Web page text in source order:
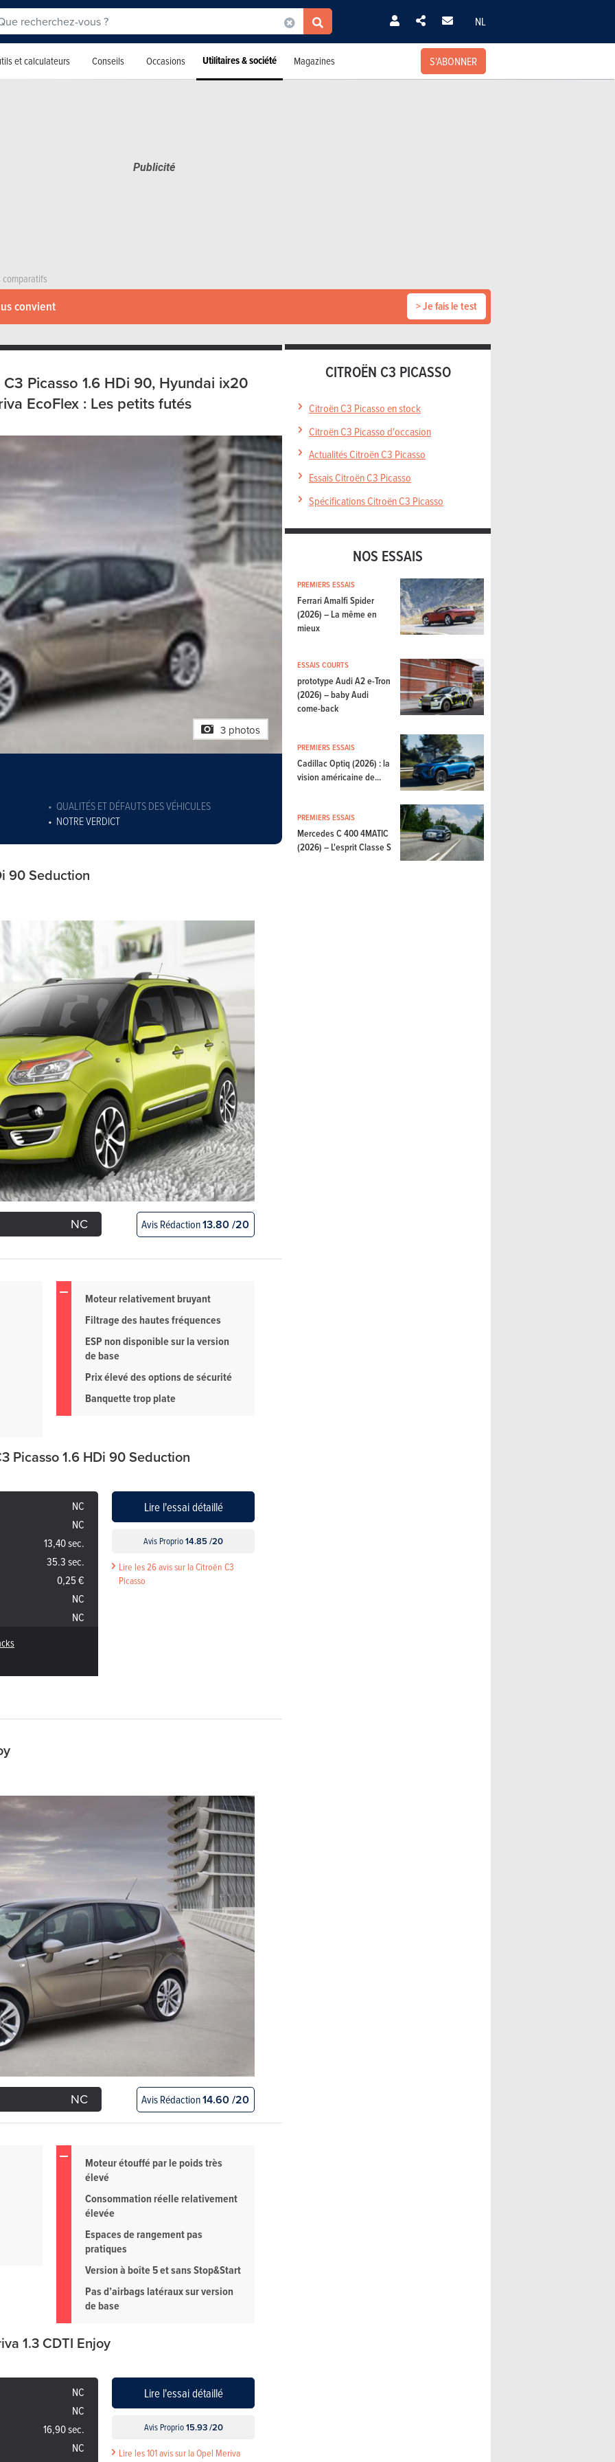
NL
et calculateurs Conseils Occasions Utilitaires & société Magazines S'ABONNER
comparatifs
convient > Je fais le test
Picasso 1.6 HDi 90, Hyundai ix20
EcoFlex : Les petits futés
3 photos
QUALITÉS ET DÉFAUTS DES VÉHICULES
NOTRE VERDICT
90 Seduction
NC Avis Rédaction13.80 /20
Moteur relativement bruyant
Filtrage des hautes fréquences
ESP non disponible sur la version
de base
Prix élevé des options de sécurité
Banquette trop plate
Picasso 1.6 HDi 90 Seduction
NC
NC
13,40 sec.
35.3 sec.
0,25 €
NC
NC
Lire l'essai détaillé
Avis Proprio14.85 /20
Lire les 26 avis sur la Citroën C3
Picasso
NC Avis Rédaction14.60 /20
Moteur étouffé par le poids très
élevé
Consommation réelle relativement
élevée
Espaces de rangement pas
pratiques
Version à boîte 5 et sans Stop&Start
Pas d’airbags latéraux sur version
de base
1.3 CDTI Enjoy
NC
NC
16,90 sec.
NC
Lire l'essai détaillé
Avis Proprio15.93 /20
Lire les 101 avis sur la Opel Meriva
CITROËN C3 PICASSO
Citroën C3 Picasso en stock
Citroën C3 Picasso d'occasion
Actualités Citroën C3 Picasso
Essais Citroën C3 Picasso
Spécifications Citroën C3 Picasso
NOS ESSAIS
PREMIERS ESSAIS
Ferrari Amalfi Spider
(2026) – La même en
mieux
ESSAIS COURTS
prototype Audi A2 e-Tron
(2026) – baby Audi
come-back
PREMIERS ESSAIS
Cadillac Optiq (2026) : la
vision américaine de...
PREMIERS ESSAIS
Mercedes C 400 4MATIC
(2026) – L'esprit Classe S